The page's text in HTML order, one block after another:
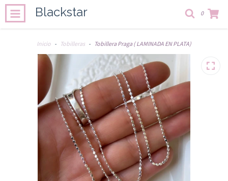
Blackstar 0
Inicio - Tobilleras - Tobillera Praga ( LAMINADA EN PLATA)